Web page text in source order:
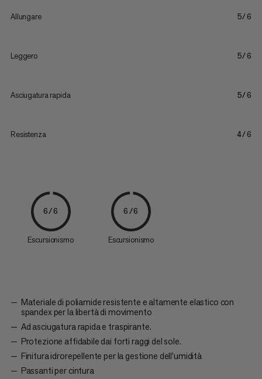
Allungare 5/6
Leggero 5/6
Asciugatura rapida 5/6
Resistenza 4/6
6/6
Escursionismo
6/6
Escursionismo
Materiale di poliamide resistente e altamente elastico con
spandex per la libertà di movimento
Ad asciugatura rapida e traspirante.
Protezione affidabile dai forti raggi del sole.
Finitura idrorepellente per la gestione dell'umidità
Passanti per cintura